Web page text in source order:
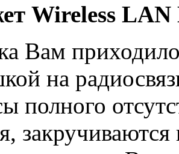
Wireless
Вам
на
полного